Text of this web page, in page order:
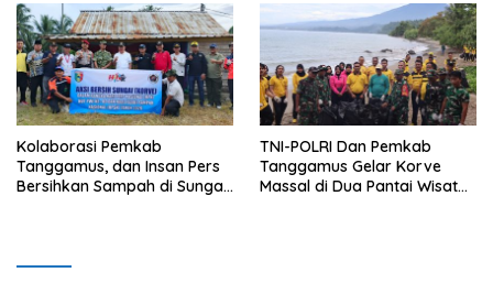
Kolaborasi Pemkab
Tanggamus, dan Insan Pers
Bersihkan Sampah di Sungai
TNI-POLRI Dan Pemkab
Tanggamus Gelar Korve
Massal di Dua Pantai Wisata